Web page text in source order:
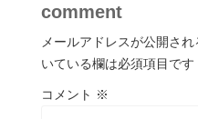
comment
メールアドレスが公開され
いている欄は必須項目です
コメント ※